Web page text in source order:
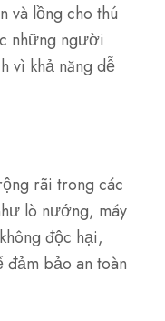
và lồng cho thú
những người
vì khả năng dễ
rãi trong các
lò nướng, máy
độc hại,
đảm bảo an toàn